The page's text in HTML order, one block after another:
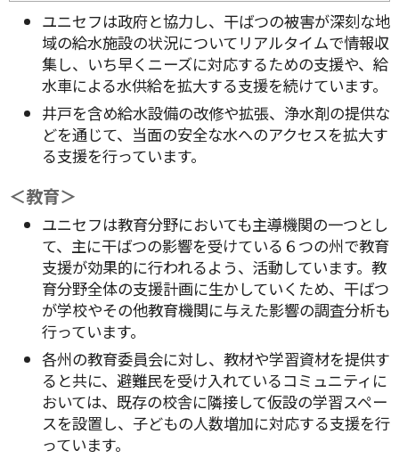
ユニセフは政府と協力し、干ばつの被害が深刻な地
域の給水施設の状況についてリアルタイムで情報収
集し、いち早くニーズに対応するための支援や、給
水車による水供給を拡大する支援を続けています。
井戸を含め給水設備の改修や拡張、浄水剤の提供な
どを通じて、当面の安全な水へのアクセスを拡大す
る支援を行っています。
＜教育＞
ユニセフは教育分野においても主導機関の一つとし
て、主に干ばつの影響を受けている６つの州で教育
支援が効果的に行われるよう、活動しています。教
育分野全体の支援計画に生かしていくため、干ばつ
が学校やその他教育機関に与えた影響の調査分析も
行っています。
各州の教育委員会に対し、教材や学習資材を提供す
ると共に、避難民を受け入れているコミュニティに
おいては、既存の校舎に隣接して仮設の学習スペー
スを設置し、子どもの人数増加に対応する支援を行
っています。